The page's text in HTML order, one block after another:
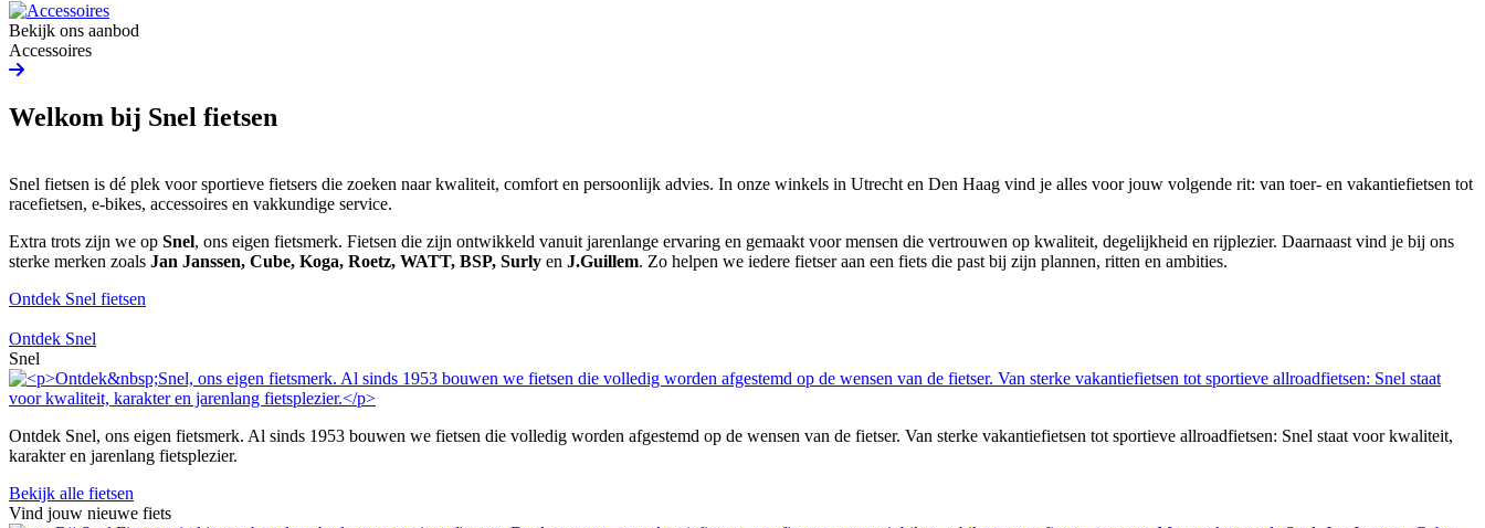
Bekijk ons aanbod
Accessoires
Welkom bij Snel fietsen
Snel fietsen is dé plek voor sportieve fietsers die zoeken naar kwaliteit, comfort en persoonlijk advies. In onze winkels in Utrecht en Den Haag vind je alles voor jouw volgende rit: van toer- en vakantiefietsen tot
racefietsen, e-bikes, accessoires en vakkundige service.
Extra trots zijn we op Snel, ons eigen fietsmerk. Fietsen die zijn ontwikkeld vanuit jarenlange ervaring en gemaakt voor mensen die vertrouwen op kwaliteit, degelijkheid en rijplezier. Daarnaast vind je bij ons
sterke merken zoals Jan Janssen, Cube, Koga, Roetz, WATT, BSP, Surly en J.Guillem. Zo helpen we iedere fietser aan een fiets die past bij zijn plannen, ritten en ambities.
Ontdek Snel fietsen
Ontdek Snel
Snel
Ontdek Snel, ons eigen fietsmerk. Al sinds 1953 bouwen we fietsen die volledig worden afgestemd op de wensen van de fietser. Van sterke vakantiefietsen tot sportieve allroadfietsen: Snel staat voor kwaliteit,
karakter en jarenlang fietsplezier.
Bekijk alle fietsen
Vind jouw nieuwe fiets